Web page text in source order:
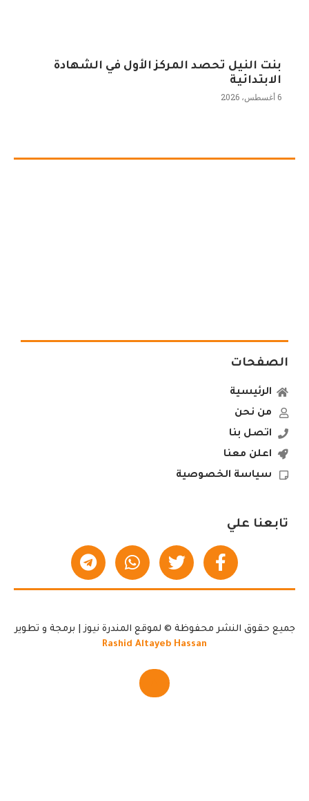
بنت النيل تحصد المركز الأول في الشهادة
الابتدائية
6 أغسطس، 2026
الصفحات
الرئيسية
من نحن
اتصل بنا
اعلن معنا
سياسة الخصوصية
تابعنا علي
جميع حقوق النشر محفوظة © لموقع المندرة نيوز | برمجة و تطوير
Rashid Altayeb Hassan